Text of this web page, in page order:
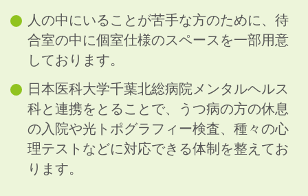
のため、院内にサーモカメラを設置し、ご
来院の患者様の体表温度を計測しておりま
す。
発熱されている患者様には改めて体温の計
測等のご協力をお願いする場合がございま
すので、よろしくお願い致します。
診療時間変更のご案内
令和2年９月より土曜日の診療時間を以下
人の中にいることが苦手な方のために、待
合室の中に個室仕様のスペースを一部用意
しております。
日本医科大学千葉北総病院メンタルヘルス
科と連携をとることで、うつ病の方の休息
の入院や光トポグラフィー検査、種々の心
理テストなどに対応できる体制を整えてお
ります。